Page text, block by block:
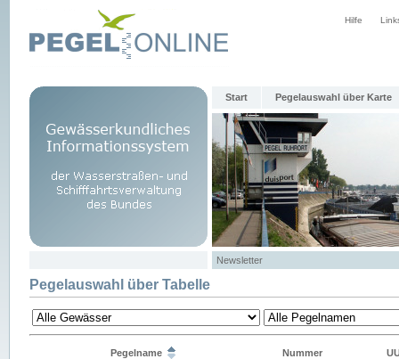
Hilfe
Start Pegelauswahl über Karte
Newsletter
Pegelauswahl über Tabelle
Pegelname Nummer